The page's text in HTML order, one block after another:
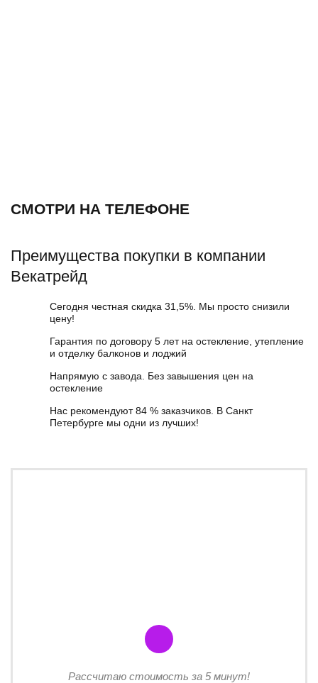
СМОТРИ НА ТЕЛЕФОНЕ
Преимущества покупки в компании
Векатрейд
Сегодня честная скидка 31,5%. Мы просто снизили
цену!
Гарантия по договору 5 лет на остекление, утепление
и отделку балконов и лоджий
Напрямую с завода. Без завышения цен на
остекление
Нас рекомендуют 84 % заказчиков. В Санкт
Петербурге мы одни из лучших!
Рассчитаю стоимость за 5 минут!